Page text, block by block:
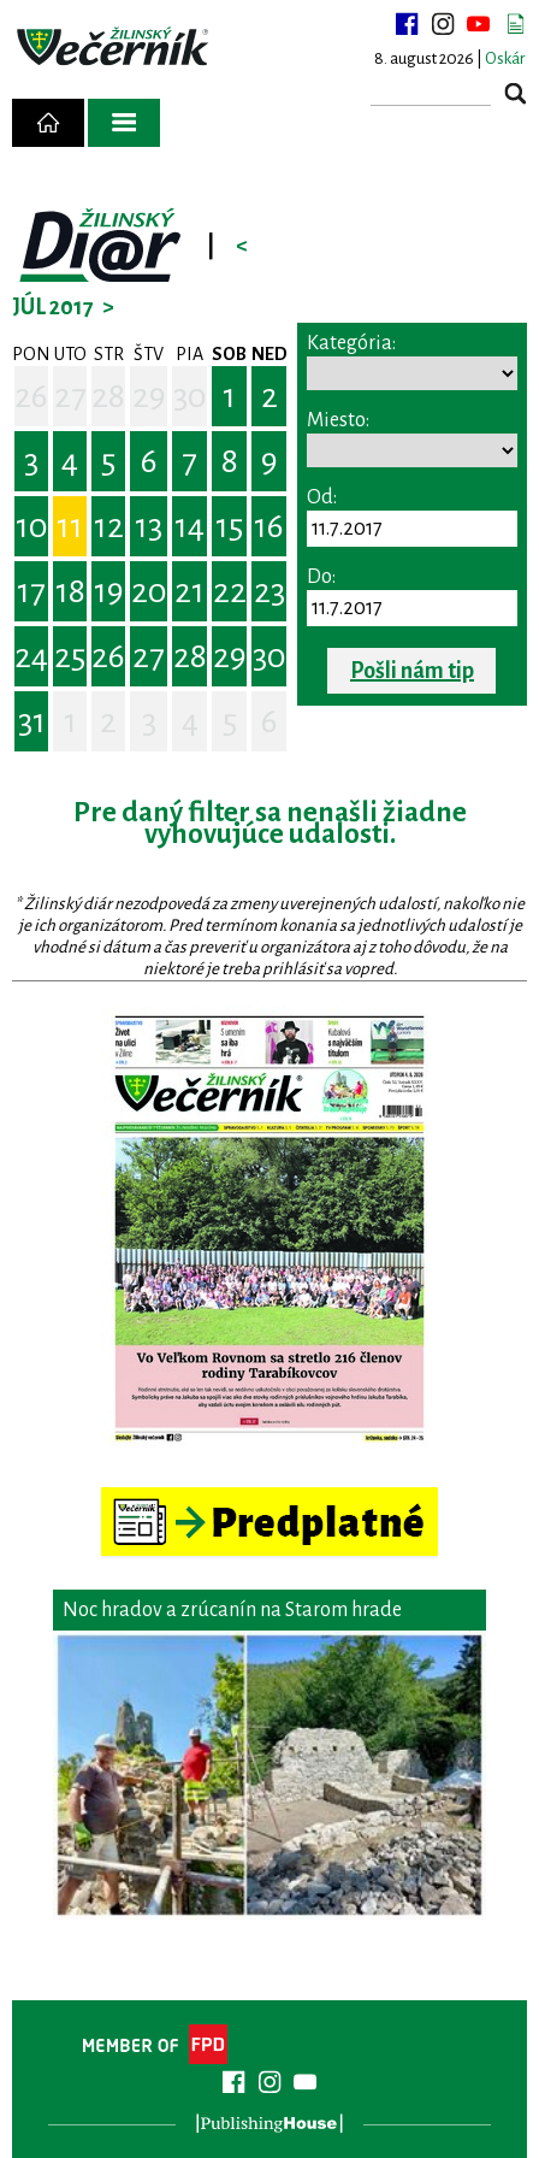
8. august 2026 | Oskár
<
JÚL 2017 >
PON UTO STR ŠTV PIA SOB NED
1
2
3
4 5 6 7 8
9
10 11 12 13 14 15 16
17 18 19 20 21 22 23
24 25 26 27 28 29 30
31
Kategória:
Miesto:
Od:
Do:
Pošli nám tip
Pre daný filter sa nenašli žiadne
vyhovujúce udalosti.
* Žilinský diár nezodpovedá za zmeny uverejnených udalostí, nakoľko nie
je ich organizátorom. Pred termínom konania sa jednotlivých udalostí je
vhodné si dátum a čas preveriť u organizátora aj z toho dôvodu, že na
niektoré je treba prihlásiť sa vopred.
Noc hradov a zrúcanín na Starom hrade